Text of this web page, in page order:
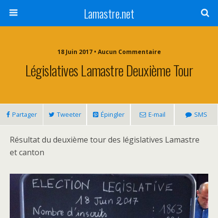
Lamastre.net
18 Juin 2017 • Aucun Commentaire
Législatives Lamastre Deuxième Tour
Partager Tweeter Épingler E-mail SMS
Résultat du deuxième tour des législatives Lamastre
et canton